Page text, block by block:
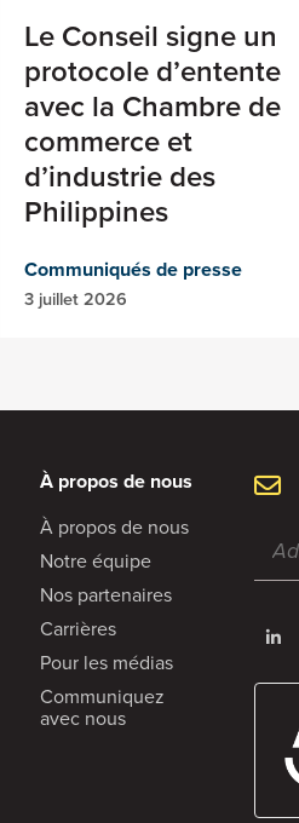
Le Conseil signe un
protocole d’entente
avec la Chambre de
commerce et
d’industrie des
Philippines
Communiqués de presse
3 juillet 2026
À propos de nous
À propos de nous
Notre équipe
Nos partenaires
Carrières
Pour les médias
Communiquez
avec nous